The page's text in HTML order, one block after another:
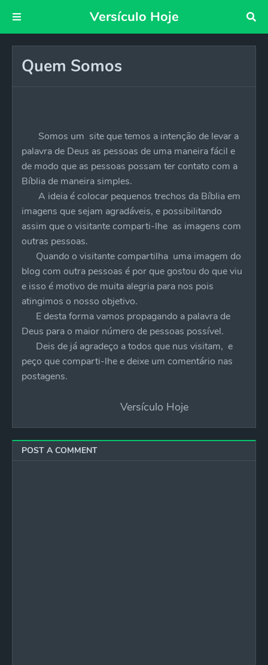
Versículo Hoje
Quem Somos
Somos um site que temos a intenção de levar a
palavra de Deus as pessoas de uma maneira fácil e
de modo que as pessoas possam ter contato com a
Bíblia de maneira simples.
A ideia é colocar pequenos trechos da Bíblia em
imagens que sejam agradáveis, e possibilitando
assim que o visitante comparti-lhe as imagens com
outras pessoas.
Quando o visitante compartilha uma imagem do
blog com outra pessoas é por que gostou do que viu
e isso é motivo de muita alegria para nos pois
atingimos o nosso objetivo.
E desta forma vamos propagando a palavra de
Deus para o maior número de pessoas possível.
Deis de já agradeço a todos que nus visitam, e
peço que comparti-lhe e deixe um comentário nas
postagens.
Versículo Hoje
POST A COMMENT